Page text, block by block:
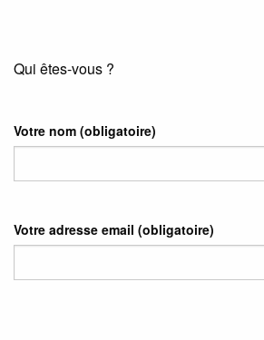
Qui êtes-vous ?
Votre nom (obligatoire)
Votre adresse email (obligatoire)